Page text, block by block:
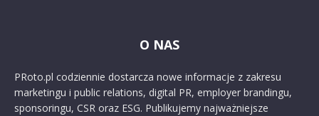
O NAS
PRoto.pl codziennie dostarcza nowe informacje z zakresu
marketingu i public relations, digital PR, employer brandingu,
sponsoringu, CSR oraz ESG. Publikujemy najważniejsze